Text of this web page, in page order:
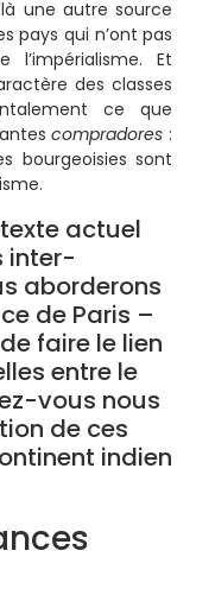
une autre source
pays qui n’ont pas
Et
des classes
ce que
compradores :
bourgeoisies sont
actuel
inter-
aborderons
de Paris –
faire le lien
entre le
vous nous
de ces
indien